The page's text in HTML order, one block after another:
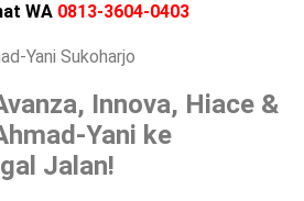
WA 0813-3604-0403
Innova, Hiace &
Yani ke
Jalan!